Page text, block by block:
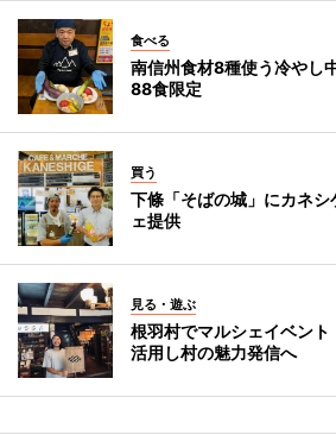
食べる
南信州食材8種使う冷や
88食限定
買う
下條「そばの城」にカネ
ェ提供
見る・遊ぶ
根羽村でマルシェイベン
活用し村の魅力発信へ